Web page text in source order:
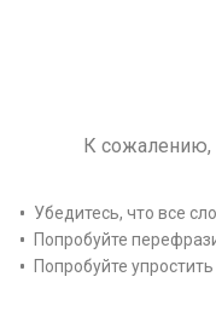
К сожалению,
Убедитесь, что все
Попробуйте
Попробуйте